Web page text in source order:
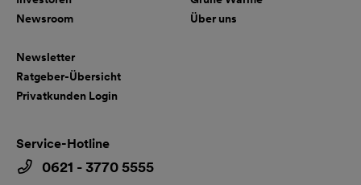
Newsroom
Über uns
Newsletter
Ratgeber-Übersicht
Privatkunden Login
Service-Hotline
0621 - 3770 5555